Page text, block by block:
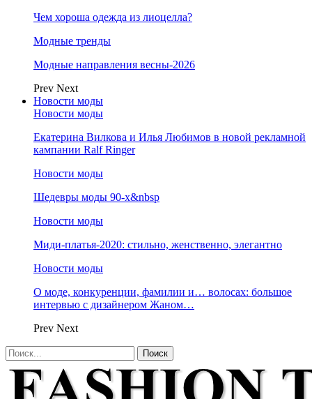
Чем хороша одежда из лиоцелла?
Модные тренды
Модные направления весны-2026
Prev Next
Новости моды
Новости моды
Екатерина Вилкова и Илья Любимов в новой рекламной
кампании Ralf Ringer
Новости моды
Шедевры моды 90-х&nbsp
Новости моды
Миди-платья-2020: стильно, женственно, элегантно
Новости моды
О моде, конкуренции, фамилии и… волосах: большое
интервью с дизайнером Жаном…
Prev Next